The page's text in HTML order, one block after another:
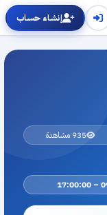
إنشاء حساب
935 مشاهدة